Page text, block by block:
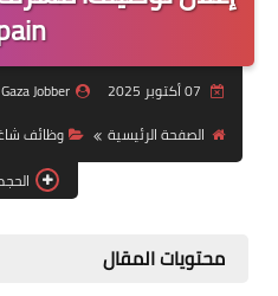
Gaza Jobber
الصفحة الرئيسية
وظائف
محتويات المقال